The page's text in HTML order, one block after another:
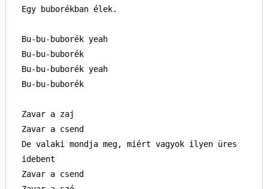
Egy buborékban élek.
Bu-bu-buborék yeah
Bu-bu-buborék
Bu-bu-buborék yeah
Bu-bu-buborék
Zavar a zaj
Zavar a csend
De valaki mondja meg, miért vagyok ilyen üres
idebent
Zavar a csend